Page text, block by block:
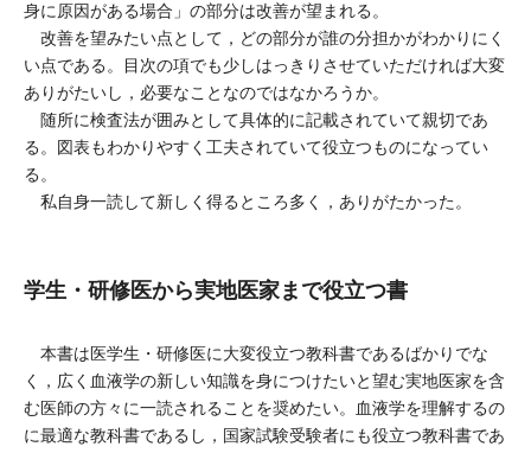
身に原因がある場合」の部分は改善が望まれる。
改善を望みたい点として，どの部分が誰の分担かがわかりにく
い点である。目次の項でも少しはっきりさせていただければ大変
ありがたいし，必要なことなのではなかろうか。
随所に検査法が囲みとして具体的に記載されていて親切であ
る。図表もわかりやすく工夫されていて役立つものになってい
る。
私自身一読して新しく得るところ多く，ありがたかった。
学生・研修医から実地医家まで役立つ書
本書は医学生・研修医に大変役立つ教科書であるばかりでな
く，広く血液学の新しい知識を身につけたいと望む実地医家を含
む医師の方々に一読されることを奨めたい。血液学を理解するの
に最適な教科書であるし，国家試験受験者にも役立つ教科書であ